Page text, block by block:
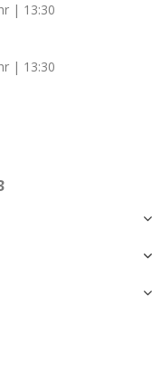
| 13:30
| 13:30